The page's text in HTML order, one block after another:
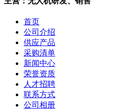
首页
公司介绍
供应产品
采购清单
新闻中心
荣誉资质
人才招聘
联系方式
公司相册